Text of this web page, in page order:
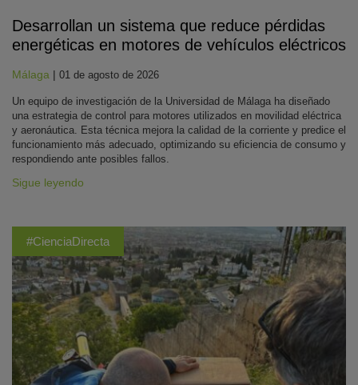
Desarrollan un sistema que reduce pérdidas
energéticas en motores de vehículos eléctricos
Málaga | 01 de agosto de 2026
Un equipo de investigación de la Universidad de Málaga ha diseñado
una estrategia de control para motores utilizados en movilidad eléctrica
y aeronáutica. Esta técnica mejora la calidad de la corriente y predice el
funcionamiento más adecuado, optimizando su eficiencia de consumo y
respondiendo ante posibles fallos.
Sigue leyendo
#CienciaDirecta